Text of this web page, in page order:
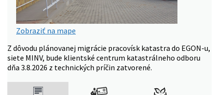
Zobraziť na mape
Z dôvodu plánovanej migrácie pracovísk katastra do EGON-u,
siete MINV, bude klientské centrum katastrálneho odboru
dňa 3.8.2026 z technických príčin zatvorené.